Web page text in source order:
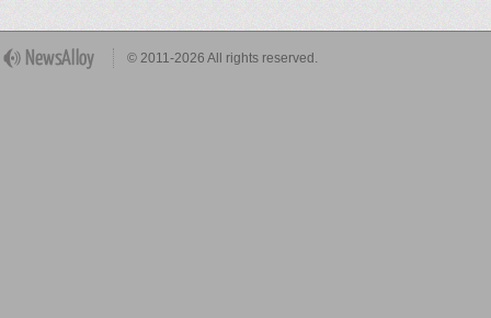
© 2011-2026 All rights reserved.